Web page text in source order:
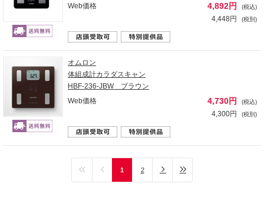
Web価格
4,892円 (税込)
4,448円 (税別)
オムロン
体組成計カラダスキャン
HBF-236-JBW ブラウン
Web価格
4,730円 (税込)
4,300円 (税別)
1 2